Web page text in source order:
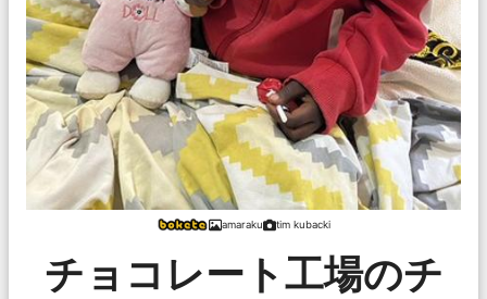
amaraku tim kubacki
チョコレート工場のチ